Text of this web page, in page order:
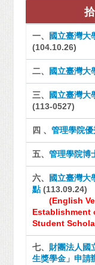
拾
一、 國立臺灣大
(104.10.26)
二、 國立臺灣大
三、 國立臺灣大
(113-0527)
四 、管理學院
五、管理學院博
六、 國立臺灣大
點(113.09.24)
(English
Establishment
Student
七、 財團法人國
生獎學金」申請